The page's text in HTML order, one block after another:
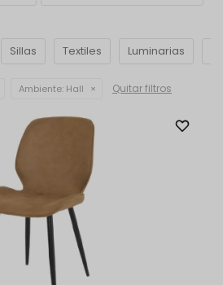
Sillas Textiles Luminarias
Ambiente: Hall Quitar filtros